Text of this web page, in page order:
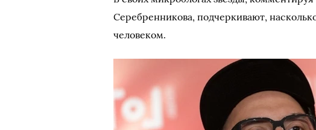
Серебренникова, подчеркивают,
человеком.